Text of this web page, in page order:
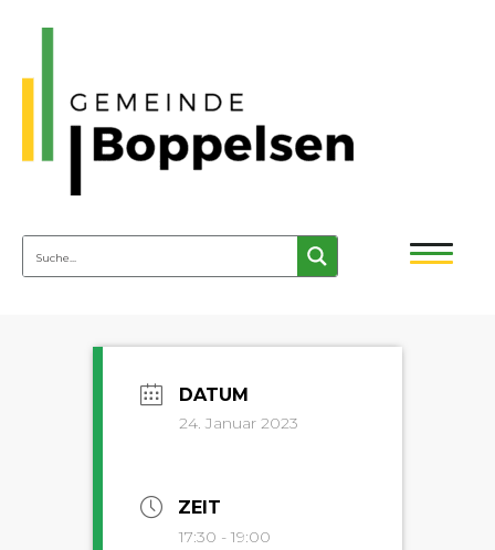
24. Januar 2023
ZEIT
17:30 - 19:00